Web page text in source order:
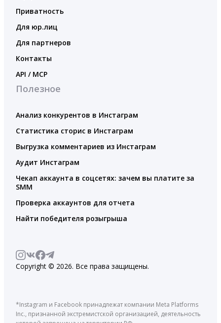
Приватность
Для юр.лиц
Для партнеров
Контакты
API / MCP
Полезное
Анализ конкурентов в Инстаграм
Статистика сторис в Инстаграм
Выгрузка комментариев из Инстаграм
Аудит Инстаграм
Чекап аккаунта в соцсетях: зачем вы платите за
SMM
Проверка аккаунтов для отчета
Найти победителя розыгрыша
Copyright © 2026. Все права защищены.
*Instagram и Facebook принадлежат компании Meta Platforms
Inc., признанной экстремистской организацией, деятельность